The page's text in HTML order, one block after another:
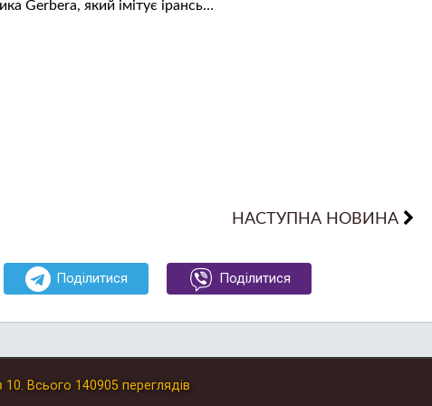
Gerbera, який імітує ірансь…
НАСТУПНА НОВИНА
Поділитися Поділитися
10. Всього 140905 переглядів